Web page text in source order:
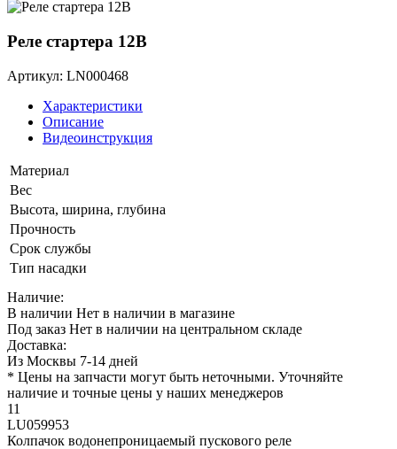
Реле стартера 12В
Артикул: LN000468
Характеристики
Описание
Видеоинструкция
Материал
Вес
Высота, ширина, глубина
Прочность
Срок службы
Тип насадки
Наличие:
В наличии Нет в наличии в магазине
Под заказ Нет в наличии на центральном складе
Доставка:
Из Москвы 7-14 дней
* Цены на запчасти могут быть неточными. Уточняйте
наличие и точные цены у наших менеджеров
11
LU059953
Колпачок водонепроницаемый пускового реле